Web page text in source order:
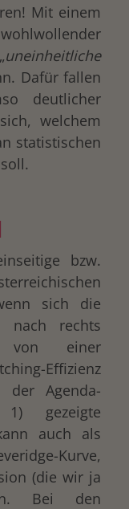
Mit einem
uneinheitliche
Dafür fallen
deutlicher
welchem
statistischen
bzw.
sich die
nach rechts
von einer
Effizienz
der Agenda-
1) gezeigte
auch als
Kurve,
(die wir ja
Bei den